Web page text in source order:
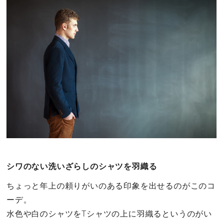
シワのない洗いざらしのシャツを羽織る
ちょっと年上の頼りがいのある印象を出せるのがこのコ
ーデ。
水色や白のシャツをTシャツの上に羽織るというのがい